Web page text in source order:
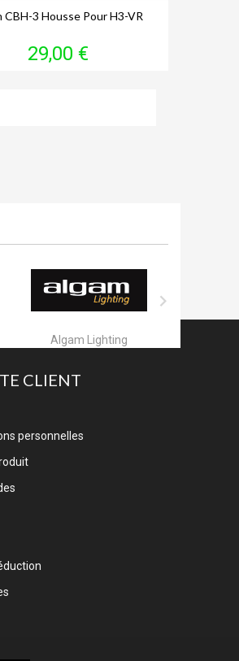
CBH-3 Housse Pour H3-VR
Prix
29,00 €
Allen & Heath

CLIENT
personnelles